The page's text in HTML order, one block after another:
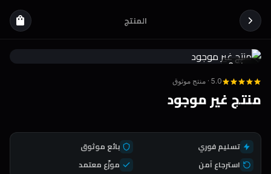
المنتج shopping_bag
Coda
5.0 · منتج موثوق
منتج غير موجود
تسليم فوري
بائع موثوق
استرجاع آمن
موزّع معتمد